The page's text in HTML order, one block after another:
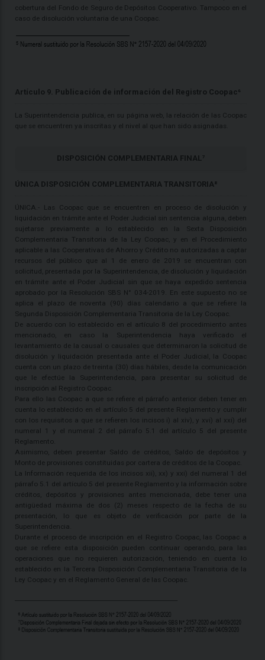
cobertura del Fondo de Seguro de Depósitos Cooperativo. Tampoco en el
caso de disolución voluntaria de una Coopac.
Artículo 9. Publicación de información del Registro Coopac⁶
La Superintendencia publica, en su página web, la relación de las Coopac
que se encuentren ya inscritas y el nivel al que han sido asignadas.
DISPOSICIÓN COMPLEMENTARIA FINAL⁷
ÚNICA DISPOSICIÓN COMPLEMENTARIA TRANSITORIA⁸
ÚNICA.- Las Coopac que se encuentren en proceso de disolución y
liquidación en trámite ante el Poder Judicial sin sentencia alguna, deben
sujetarse previamente a lo establecido en la Sexta Disposición
Complementaria Transitoria de la Ley Coopac, y en el Procedimiento
aplicable a las Cooperativas de Ahorro y Crédito no autorizadas a captar
recursos del público que al 1 de enero de 2019 se encuentran con
solicitud, presentada por la Superintendencia, de disolución y liquidación
en trámite ante el Poder Judicial sin que se haya expedido sentencia
aprobado por la Resolución SBS N° 034-2019. En este supuesto no se
aplica el plazo de noventa (90) días calendario a que se refiere la
Segunda Disposición Complementaria Transitoria de la Ley Coopac.
De acuerdo con lo establecido en el artículo 8 del procedimiento antes
mencionado, en caso la Superintendencia haya verificado el
levantamiento de la causal o causales que determinaron la solicitud de
disolución y liquidación presentada ante el Poder Judicial, la Coopac
cuenta con un plazo de treinta (30) días hábiles, desde la comunicación
que le efectúe la Superintendencia, para presentar su solicitud de
inscripción al Registro Coopac.
Para ello las Coopac a que se refiere el párrafo anterior deben tener en
cuenta lo establecido en el artículo 5 del presente Reglamento y cumplir
con los requisitos a que se refieren los incisos i) al xiv), y xvi) al xxi) del
numeral 1 y el numeral 2 del párrafo 5.1 del artículo 5 del presente
Reglamento.
Asimismo, deben presentar Saldo de créditos, Saldo de depósitos y
Monto de provisiones constituidas por cartera de créditos de la Coopac.
La Información requerida de los incisos xii), xx) y xxi) del numeral 1 del
párrafo 5.1 del artículo 5 del presente Reglamento y la información sobre
créditos, depósitos y provisiones antes mencionada, debe tener una
antigüedad máxima de dos (2) meses respecto de la fecha de su
presentación, lo que es objeto de verificación por parte de la
Superintendencia.
Durante el proceso de inscripción en el Registro Coopac, las Coopac a
que se refiere esta disposición pueden continuar operando, para las
operaciones que no requieren autorización, teniendo en cuenta lo
establecido en la Tercera Disposición Complementaria Transitoria de la
Ley Coopac y en el Reglamento General de las Coopac.